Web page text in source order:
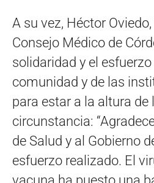
A su vez, Héctor
Consejo Médico de
solidaridad y el
comunidad y de las
para estar a la altura de
circunstancia:
de Salud y al Gobierno
esfuerzo realizado. El